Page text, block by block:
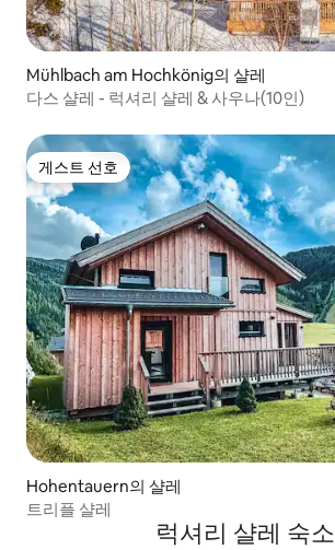
Mühlbach am Hochkönig의 샬레
다스 샬레 - 럭셔리 샬레 & 사우나(10인)
게스트 선호
게스트 선호
Hohentauern의 샬레
트리플 샬레
럭셔리 샬레 숙소